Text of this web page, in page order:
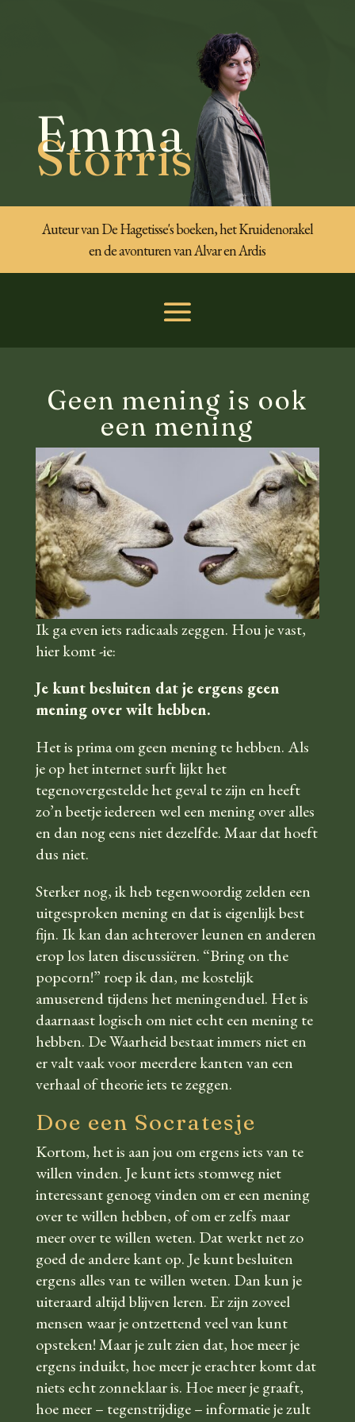
Emma
Storris
Auteur van De Hagetisse's boeken, het Kruidenorakel
en de avonturen van Alvar en Ardis
Geen mening is ook
een mening
Ik ga even iets radicaals zeggen. Hou je vast,
hier komt -ie:
Je kunt besluiten dat je ergens geen
mening over wilt hebben.
Het is prima om geen mening te hebben. Als
je op het internet surft lijkt het
tegenovergestelde het geval te zijn en heeft
zo’n beetje iedereen wel een mening over alles
en dan nog eens niet dezelfde. Maar dat hoeft
dus niet.
Sterker nog, ik heb tegenwoordig zelden een
uitgesproken mening en dat is eigenlijk best
fijn. Ik kan dan achterover leunen en anderen
erop los laten discussiëren. “Bring on the
popcorn!” roep ik dan, me kostelijk
amuserend tijdens het meningenduel. Het is
daarnaast logisch om niet echt een mening te
hebben. De Waarheid bestaat immers niet en
er valt vaak voor meerdere kanten van een
verhaal of theorie iets te zeggen.
Doe een Socratesje
Kortom, het is aan jou om ergens iets van te
willen vinden. Je kunt iets stomweg niet
interessant genoeg vinden om er een mening
over te willen hebben, of om er zelfs maar
meer over te willen weten. Dat werkt net zo
goed de andere kant op. Je kunt besluiten
ergens alles van te willen weten. Dan kun je
uiteraard altijd blijven leren. Er zijn zoveel
mensen waar je ontzettend veel van kunt
opsteken! Maar je zult zien dat, hoe meer je
ergens induikt, hoe meer je erachter komt dat
niets echt zonneklaar is. Hoe meer je graaft,
hoe meer – tegenstrijdige – informatie je zult